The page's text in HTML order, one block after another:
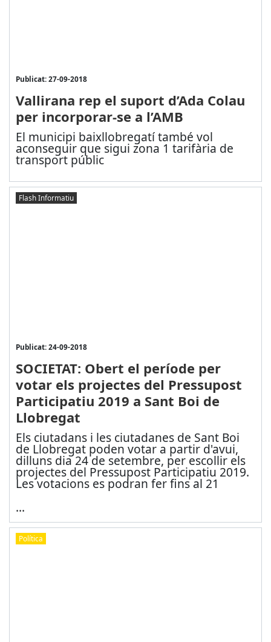
Publicat: 27-09-2018
Vallirana rep el suport d’Ada Colau
per incorporar-se a l’AMB
El municipi baixllobregatí també vol
aconseguir que sigui zona 1 tarifària de
transport públic
Flash Informatiu
Publicat: 24-09-2018
SOCIETAT: Obert el període per
votar els projectes del Pressupost
Participatiu 2019 a Sant Boi de
Llobregat
Els ciutadans i les ciutadanes de Sant Boi
de Llobregat poden votar a partir d'avui,
dilluns dia 24 de setembre, per escollir els
projectes del Pressupost Participatiu 2019.
Les votacions es podran fer fins al 21
...
Política